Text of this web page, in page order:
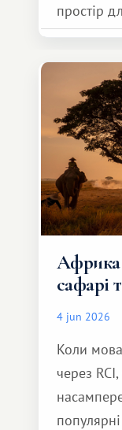
простір
зробити
але
Африка
сафарі
4 jun 2026
Коли
через